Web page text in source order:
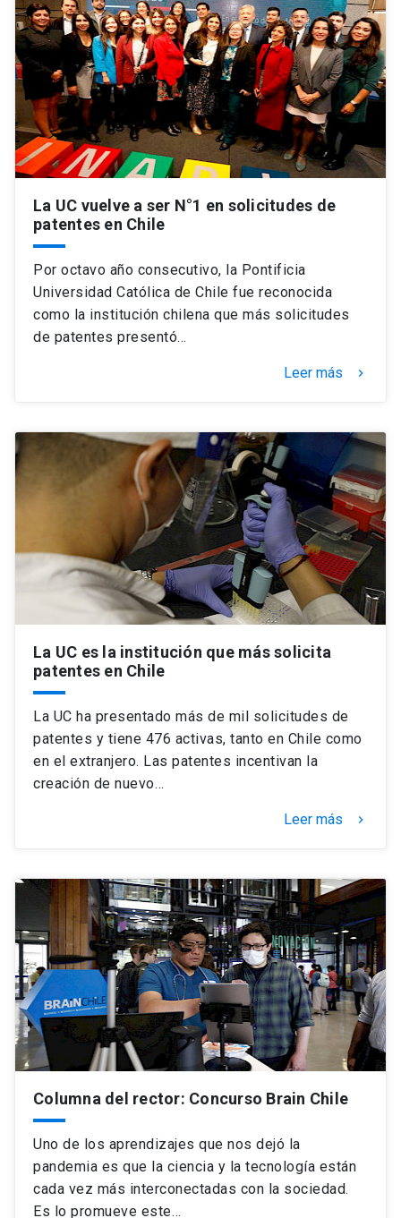
La UC vuelve a ser N°1 en solicitudes de
patentes en Chile
Por octavo año consecutivo, la Pontificia
Universidad Católica de Chile fue reconocida
como la institución chilena que más solicitudes
de patentes presentó…
Leer más keyboard_arrow_right
La UC es la institución que más solicita
patentes en Chile
La UC ha presentado más de mil solicitudes de
patentes y tiene 476 activas, tanto en Chile como
en el extranjero. Las patentes incentivan la
creación de nuevo…
Leer más keyboard_arrow_right
Columna del rector: Concurso Brain Chile
Uno de los aprendizajes que nos dejó la
pandemia es que la ciencia y la tecnología están
cada vez más interconectadas con la sociedad.
Es lo promueve este…